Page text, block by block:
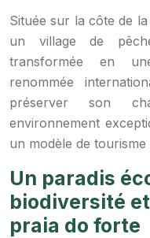
Située sur la côte de
un village de
transformée en
renommée
préserver son
environnement
un modèle de
Un paradis
biodiversité
praia do forte